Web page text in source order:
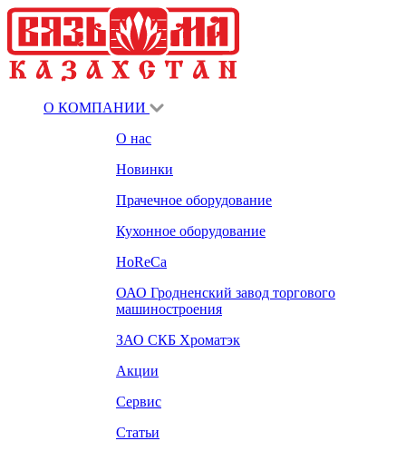
О КОМПАНИИ
О нас
Новинки
Прачечное оборудование
Кухонное оборудование
HoReCa
ОАО Гродненский завод торгового
машиностроения
ЗАО СКБ Хроматэк
Акции
Сервис
Статьи